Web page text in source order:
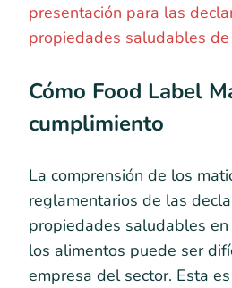
presentación para las
propiedades saludables
Cómo Food Label
cumplimiento
La comprensión de los
reglamentarios de las
propiedades saludables
los alimentos puede ser
empresa del sector. Esta